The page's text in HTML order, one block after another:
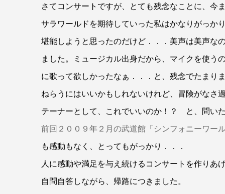
さてコンサートですが、とても残念なことに、今
サラワールドを期待していった私はかなりがっか
堪能しようと思ったのだけど．．．美声は美声な
ました。ミュージカル出身だから、マイクを使う
に歌って欲しかったなぁ．．．と、残念でたまり
ねらうにはいいかもしれないけれど、冒険がな
テーナーとして、これでいいのか！？ と、問い
前回２００９年２月の武道館「シンフォニーワー
も感動もなく、とってもがっかり．．．
人に感動や満足を与え続けるコンサートを作りあ
自問自答しながら、帰路につきました。